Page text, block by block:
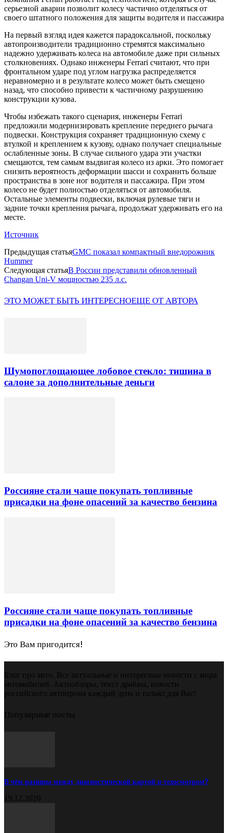
серьезной аварии позволит колесу частично отделяться от
своего штатного положения для защиты водителя и пассажира
На первый взгляд идея кажется парадоксальной, поскольку
автопроизводители традиционно стремятся максимально
надежно удерживать колеса на автомобиле даже при сильных
столкновениях. Однако инженеры Ferrari считают, что при
фронтальном ударе под углом нагрузка распределяется
неравномерно и в результате колесо может быть смещено
назад, что способно привести к частичному разрушению
конструкции кузова.
Чтобы избежать такого сценария, инженеры Ferrari
предложили модернизировать крепление переднего рычага
подвески. Конструкция сохраняет традиционную схему с
втулкой и креплением к кузову, однако получает специальные
ослабленные зоны. В случае сильного удара эти участки
смещаются, тем самым выдвигая колесо из арки. Это помогает
снизить вероятность деформации шасси и сохранить больше
пространства в зоне ног водителя и пассажира. При этом
колесо не будет полностью отделяться от автомобиля.
Остальные элементы подвески, включая рулевые тяги и
задние точки крепления рычага, продолжат удерживать его на
месте.
Источник
Предыдущая статьяGMC показал компактный внедорожник
Hummer
Следующая статьяВ России представили обновленный
Changan Uni-V мощностью 235 л.с.
ЭТО МОЖЕТ БЫТЬ ИНТЕРЕСНОЕЩЕ ОТ АВТОРА
Шумопоглощающее лобовое стекло: тишина в
салоне за дополнительные деньги
Россияне стали чаще покупать топливные
присадки на фоне опасений за качество бензина
Россияне стали чаще покупать топливные
присадки на фоне опасений за качество бензина
Это Вам пригодится!
Блог про авто. Все актуальные и интересные новости с мира
автомобилей. Автообзоры, текст драйвы, новости
российского автопрома каждый день и только для Вас!
Популярные посты
В чём разница между диагностической картой и техосмотром?
19.12.2020